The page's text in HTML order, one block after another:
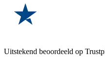
Uitstekend beoordeeld op